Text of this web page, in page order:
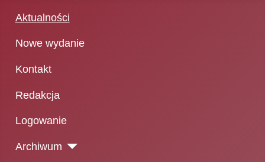
Aktualności
Nowe wydanie
Kontakt
Redakcja
Logowanie
Archiwum